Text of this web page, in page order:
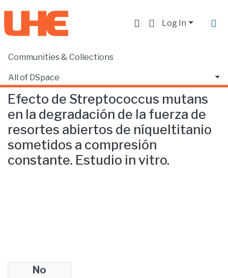
Log In
Communities & Collections
All of DSpace
Statistics
Home
Efecto de Streptococcus mutans
en la degradación de la fuerza de
resortes abiertos de níqueltitanio
sometidos a compresión
constante. Estudio in vitro.
No